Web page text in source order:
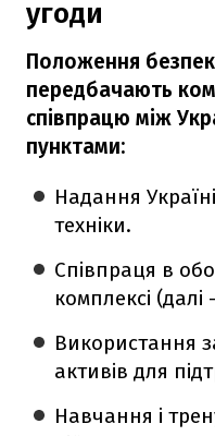
угоди
Положення
передбачають
співпрацю між
пунктами:
Надання
техніки.
Співпраця в
комплексі
Використання
активів для
Навчання і